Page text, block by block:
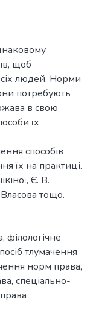
щоб
людей. Норми
потребують
в свою
їх
способів
їх на практиці.
Є. В.
тощо.
, філологічне
тлумачення
норм права,
, спеціально-